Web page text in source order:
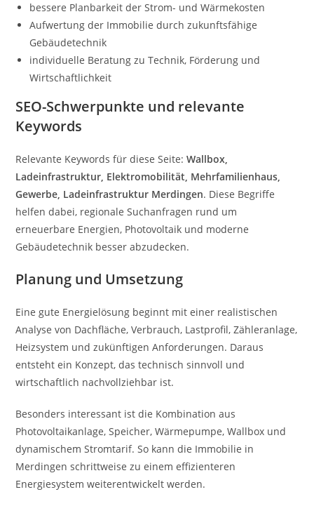
bessere Planbarkeit der Strom- und Wärmekosten
Aufwertung der Immobilie durch zukunftsfähige
Gebäudetechnik
individuelle Beratung zu Technik, Förderung und
Wirtschaftlichkeit
SEO-Schwerpunkte und relevante
Keywords
Relevante Keywords für diese Seite:Wallbox,
Ladeinfrastruktur, Elektromobilität, Mehrfamilienhaus,
Gewerbe, Ladeinfrastruktur Merdingen. Diese Begriffe
helfen dabei, regionale Suchanfragen rund um
erneuerbare Energien, Photovoltaik und moderne
Gebäudetechnik besser abzudecken.
Planung und Umsetzung
Eine gute Energielösung beginnt mit einer realistischen
Analyse von Dachfläche, Verbrauch, Lastprofil, Zähleranlage,
Heizsystem und zukünftigen Anforderungen. Daraus
entsteht ein Konzept, das technisch sinnvoll und
wirtschaftlich nachvollziehbar ist.
Besonders interessant ist die Kombination aus
Photovoltaikanlage, Speicher, Wärmepumpe, Wallbox und
dynamischem Stromtarif. So kann die Immobilie in
Merdingen schrittweise zu einem effizienteren
Energiesystem weiterentwickelt werden.